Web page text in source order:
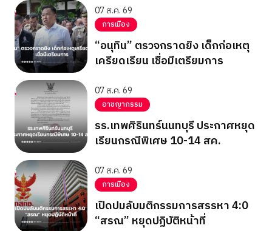
07 ส.ค. 69
การเมือง
“อนุทิน” ตรวจกราดยิง เด็กก่อเหตุ
เครียดเรียน เชื่อมีเตรียมการ
07 ส.ค. 69
อาชญากรรม
รร.เทพศิรินทร์นนทบุรี ประกาศหยุด
เรียนกรณีพิเศษ 10-14 สค.
07 ส.ค. 69
การเมือง
เปิดปมลับมติกรรมการสรรหา 4:0
“สรณ” หยุดปฏิบัติหน้าที่